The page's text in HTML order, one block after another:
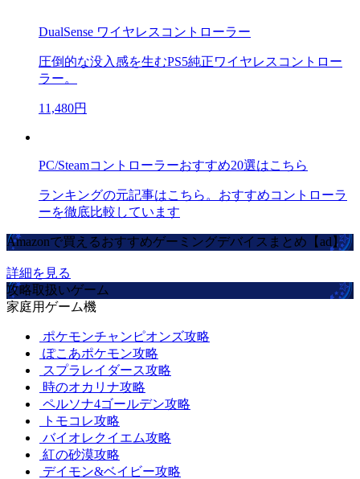
DualSense ワイヤレスコントローラー
圧倒的な没入感を生むPS5純正ワイヤレスコントロー
ラー。
11,480円
PC/Steamコントローラーおすすめ20選はこちら
ランキングの元記事はこちら。おすすめコントローラ
ーを徹底比較しています
Amazonで買えるおすすめゲーミングデバイスまとめ【ad】
詳細を見る
攻略取扱いゲーム
家庭用ゲーム機
ポケモンチャンピオンズ攻略
ぽこあポケモン攻略
スプラレイダース攻略
時のオカリナ攻略
ペルソナ4ゴールデン攻略
トモコレ攻略
バイオレクイエム攻略
紅の砂漠攻略
デイモン&ベイビー攻略